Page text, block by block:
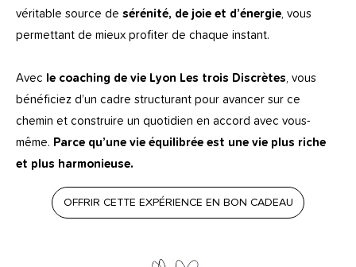
véritable source de sérénité, de joie et d’énergie, vous
permettant de mieux profiter de chaque instant.
Avec le coaching de vie Lyon Les trois Discrètes, vous
bénéficiez d’un cadre structurant pour avancer sur ce
chemin et construire un quotidien en accord avec vous-
même. Parce qu’une vie équilibrée est une vie plus riche
et plus harmonieuse.
OFFRIR CETTE EXPÉRIENCE EN BON CADEAU